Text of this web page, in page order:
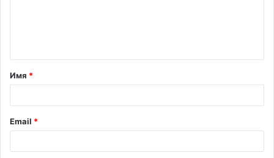
т
а
й
*
Имя *
Email *